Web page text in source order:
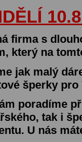
firma s
který na
jak malý
šperky pro
poradíme
tak i
U nás